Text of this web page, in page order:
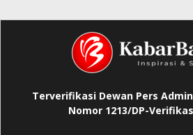
Terverifikasi Dewan Pers
Nomor 1213/DP-